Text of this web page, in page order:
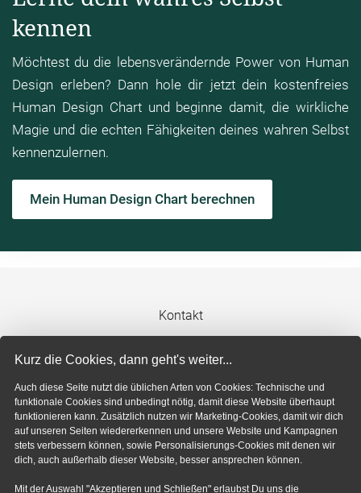
Kurz die Cookies, dann geht's weiter...
Auch diese Seite nutzt die üblichen Arten von Cookies: Technische und
funktionale Cookies sind unbedingt nötig, damit diese Website überhaupt
funktionieren kann. Zusätzlich nutzen wir Marketing-Cookies, damit wir dich
auf unseren Seiten wiedererkennen und unsere Website und Kampagnen
stets verbessern können, sowie Personalisierungs-Cookies mit denen wir
dich, auch außerhalb dieser Website, besser ansprechen können.
Mit der Auswahl "Akzeptieren und Schließen" erlaubst Du uns die
kennen
Möchtest du die lebensverändernde Power von Human
Design erleben? Dann hole dir jetzt dein kostenfreies
Human Design Chart und beginne damit, die wirkliche
Magie und die echten Fähigkeiten deines wahren Selbst
kennenzulernen.
Mein Human Design Chart berechnen
Kontakt
Impressum
Datenschutzerklärung
Cookie-Einstellungen